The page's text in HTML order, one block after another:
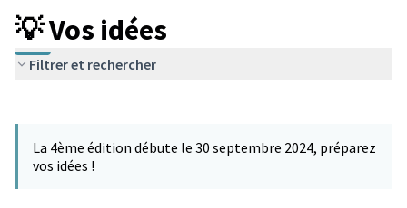
💡 Vos idées
Filtrer et rechercher
−
La 4ème édition débute le 30 septembre 2024, préparez
vos idées !